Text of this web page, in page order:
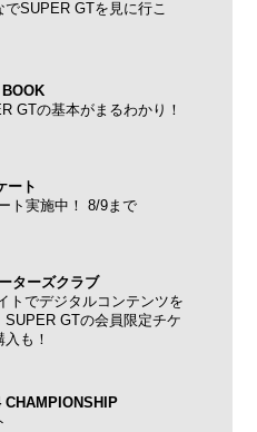
でSUPER GTを見に行こ
GTの基本がまるわかり！
ート
ト実施中！ 8/9まで
ターズクラブ
トでデジタルコンテンツを
SUPER GTの会員限定チケ
も！
CHAMPIONSHIP